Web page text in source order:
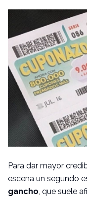
Para dar mayor
escena un segundo
gancho, que suele